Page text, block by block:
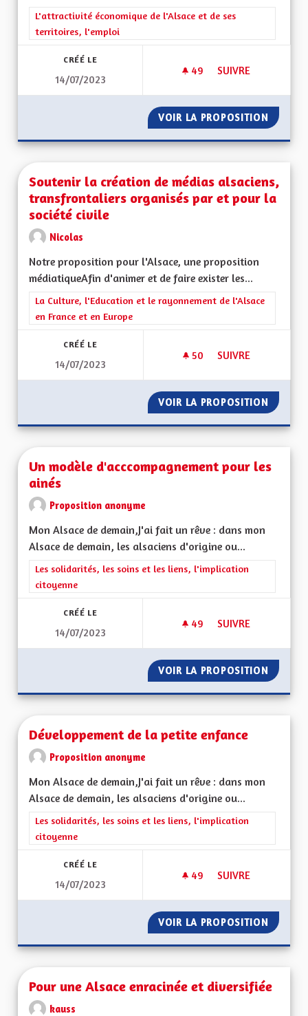
Filtrer les résultats de la catégorie : L'attractivité
L'attractivité économique de l'Alsace et de ses
territoires, l'emploi
CRÉÉ LE
14/07/2023
49 49 ABONNÉS
SUIVRE
VOIR LA PROPOSITION POUR
Soutenir la création de médias alsaciens,
transfrontaliers organisés par et pour la
société civile
Nicolas
Notre proposition pour l'Alsace, une proposition
médiatiqueAfin d'animer et de faire exister les...
Filtrer les résultats de la catégorie : La Culture, l'Education et
La Culture, l'Education et le rayonnement de l'Alsace
en France et en Europe
CRÉÉ LE
14/07/2023
50 50 ABONNÉS
SUIVRE
VOIR LA PROPOSITION
Un modèle d'acccompagnement pour les
ainés
Proposition anonyme
Mon Alsace de demain,J'ai fait un rêve : dans mon
Alsace de demain, les alsaciens d'origine ou...
Filtrer les résultats de la catégorie : Les solidarités, les soins
Les solidarités, les soins et les liens, l'implication
citoyenne
CRÉÉ LE
14/07/2023
49 49 ABONNÉS
SUIVRE
VOIR LA PROPOSITION UN
Développement de la petite enfance
Proposition anonyme
Mon Alsace de demain,J'ai fait un rêve : dans mon
Alsace de demain, les alsaciens d'origine ou...
Filtrer les résultats de la catégorie : Les solidarités, les soins
Les solidarités, les soins et les liens, l'implication
citoyenne
CRÉÉ LE
14/07/2023
49 49 ABONNÉS
SUIVRE
VOIR LA PROPOSITION
Pour une Alsace enracinée et diversifiée
kauss